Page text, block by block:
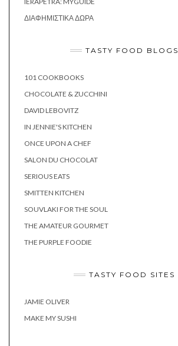
ΔΙΑΦΗΜΙΣΤΙΚΆ ΔΏΡΑ
TASTY FOOD BLOGS
101 COOKBOOKS
CHOCOLATE & ZUCCHINI
DAVID LEBOVITZ
IN JENNIE'S KITCHEN
ONCE UPON A CHEF
SALON DU CHOCOLAT
SERIOUS EATS
SMITTEN KITCHEN
SOUVLAKI FOR THE SOUL
THE AMATEUR GOURMET
THE PURPLE FOODIE
TASTY FOOD SITES
JAMIE OLIVER
MAKE MY SUSHI